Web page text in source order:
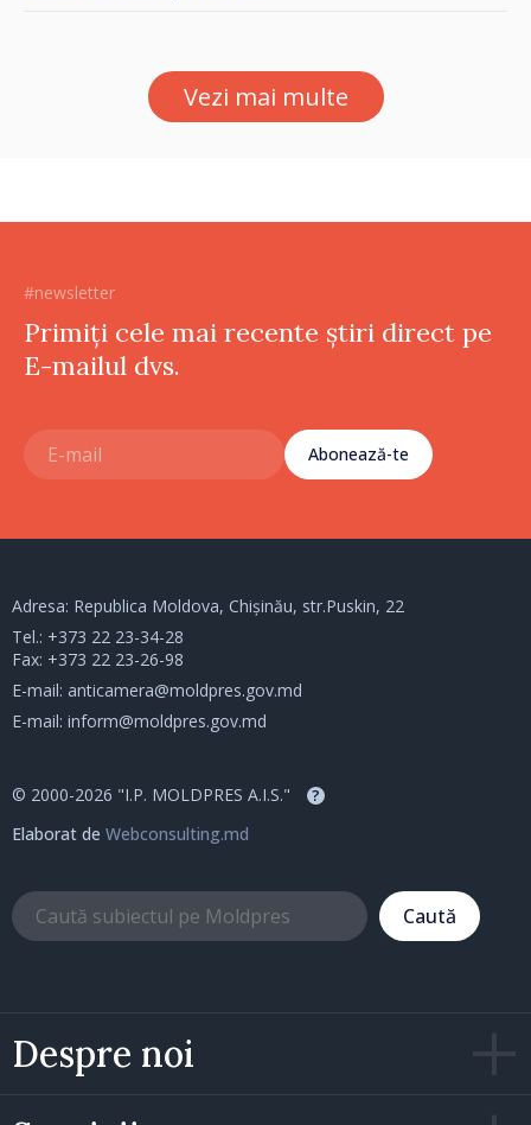
Vezi mai multe
#newsletter
Primiți cele mai recente știri direct pe
E-mailul dvs.
Abonează-te
Despre noi
Adresa: Republica Moldova, Chișinău, str.Puskin, 22
Tel.: +373 22 23-34-28
Fax: +373 22 23-26-98
E-mail: anticamera@moldpres.gov.md
E-mail: inform@moldpres.gov.md
© 2000-2026 "I.P. MOLDPRES A.I.S." ?
Elaborat de Webconsulting.md
Caută